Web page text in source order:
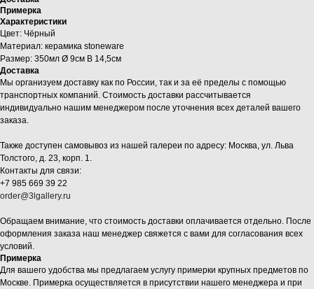
Примерка
Характеристики
Цвет: Чёрный
Материал: керамика stoneware
Размер: 350мл Ø 9см В 14,5см
Доставка
Мы организуем доставку как по России, так и за её пределы с помощью
транспортных компаний. Стоимость доставки рассчитывается
индивидуально нашим менеджером после уточнения всех деталей вашего
заказа.
Также доступен самовывоз из нашей галереи по адресу: Москва, ул. Льва
Толстого, д. 23, корп. 1.
Контакты для связи:
+7 985 669 39 22
order@3lgallery.ru
Обращаем внимание, что стоимость доставки оплачивается отдельно. После
оформления заказа наш менеджер свяжется с вами для согласования всех
условий.
Примерка
Для вашего удобства мы предлагаем услугу примерки крупных предметов по
Москве. Примерка осуществляется в присутствии нашего менеджера и при